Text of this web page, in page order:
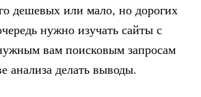
дешевых или мало, но дорогих
нужно изучать сайты с
вам поисковым запросам
анализа делать выводы.